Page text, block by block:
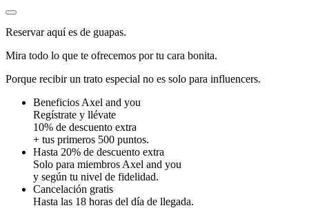
Reservar aquí es de guapas.
Mira todo lo que te ofrecemos por tu cara bonita.
Porque recibir un trato especial no es solo para influencers.
Beneficios Axel and you
Regístrate y llévate
10% de descuento extra
+ tus primeros 500 puntos.
Hasta 20% de descuento extra
Solo para miembros Axel and you
y según tu nivel de fidelidad.
Cancelación gratis
Hasta las 18 horas del día de llegada.